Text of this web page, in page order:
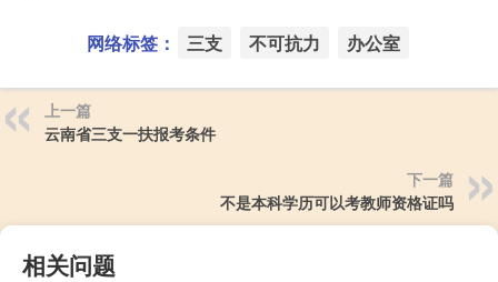
网络标签： 三支 不可抗力 办公室
上一篇
云南省三支一扶报考条件
下一篇
不是本科学历可以考教师资格证吗
相关问题